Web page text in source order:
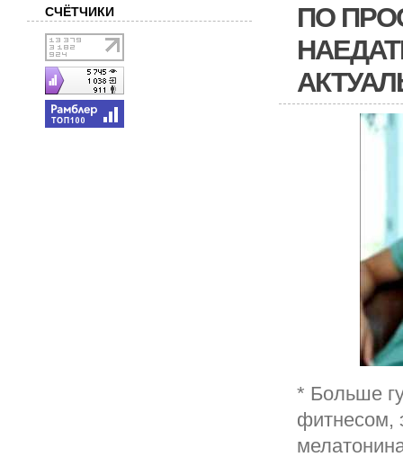
ПО
* Больше
фитнесом,
СЧЁТЧИКИ